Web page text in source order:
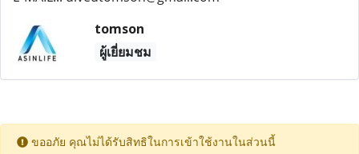
tomson
ผู้เยี่ยมชม
ขออภัย คุณไม่ได้รับสิทธิในการเข้าใช้งานในส่วนนี้